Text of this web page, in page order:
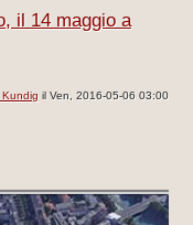
il 14 maggio a
Kundig il Ven, 2016-05-06 03:00